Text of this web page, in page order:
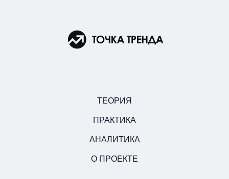
ТЕОРИЯ
ПРАКТИКА
АНАЛИТИКА
О ПРОЕКТЕ